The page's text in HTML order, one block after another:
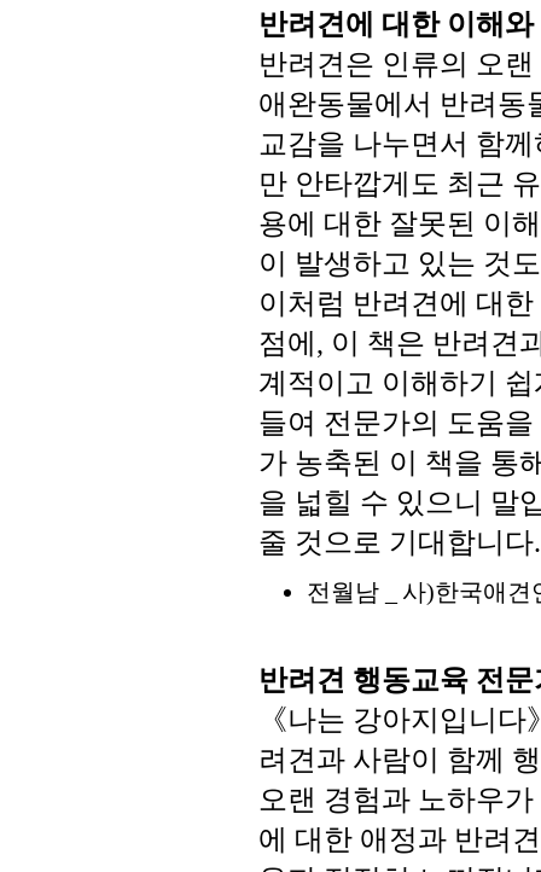
반려견에 대한 이해와
반려견은 인류의 오랜
애완동물에서 반려동
교감을 나누면서 함
만 안타깝게도 최근
용에 대한 잘못된 이해
이 발생하고 있는 것도
이처럼 반려견에 대한
점에, 이 책은 반려견
계적이고 이해하기
들여 전문가의 도움을
가 농축된 이 책을 통
을 넓힐 수 있으니 말
줄 것으로 기대합니다.
전월남_ 사)한국애견
반려견 행동교육 전
《나는 강아지입니다
려견과 사람이 함께
오랜 경험과 노하우가
에 대한 애정과 반려